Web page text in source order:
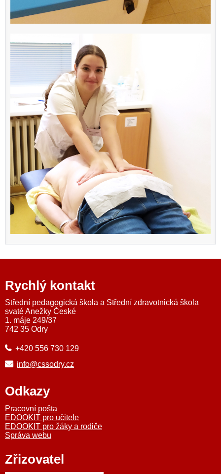
Rychlý kontakt
Střední pedagogická škola a Střední zdravotnická škola
svaté Anežky České
1. máje 249/37
742 35 Odry
+420 556 730 129
info@cssodry.cz
Odkazy
Pracovní pošta
EDOOKIT pro učitele
EDOOKIT pro žáky a rodiče
Správa webu
Zřizovatel